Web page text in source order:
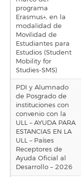
programa
Erasmus+, en la
modalidad de
Movilidad de
Estudiantes para
Estudios (Student
Mobility for
Studies-SMS)
PDI y Alumnado
de Posgrado de
instituciones con
convenio con la
ULL – AYUDA PARA
ESTANCIAS EN LA
ULL – Países
Receptores de
Ayuda Oficial al
Desarrollo – 2026